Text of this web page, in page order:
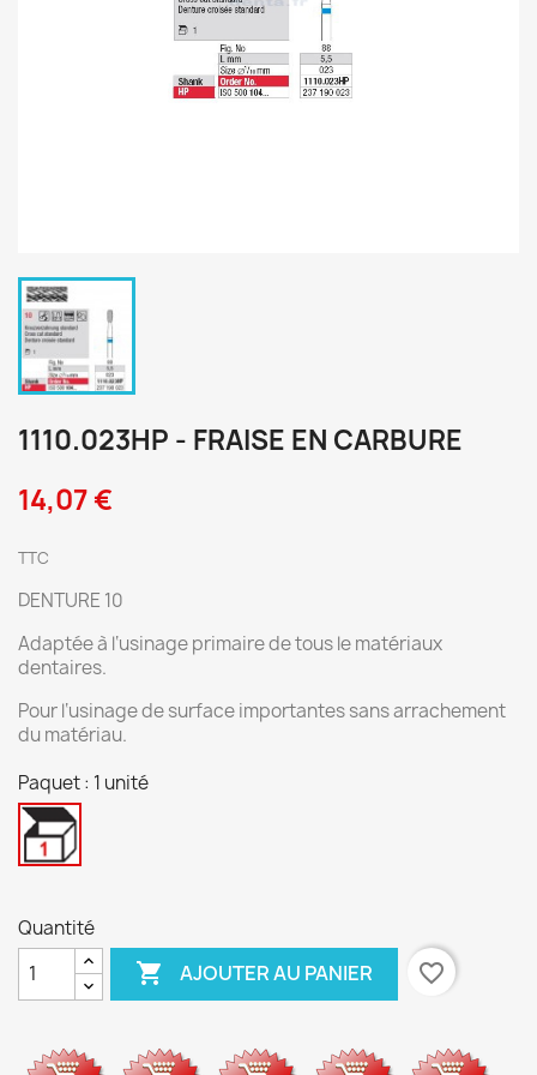
1110.023HP - FRAISE EN CARBURE
14,07 €
TTC
DENTURE 10
Adaptée à l‘usinage primaire de tous le matériaux
dentaires.
Pour l‘usinage de surface importantes sans arrachement
du matériau.
Paquet : 1 unité
1
Quantité
 AJOUTER AU PANIER favorite_border